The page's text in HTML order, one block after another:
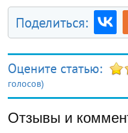
Поделиться:
Оцените статью:
голосов)
Отзывы и